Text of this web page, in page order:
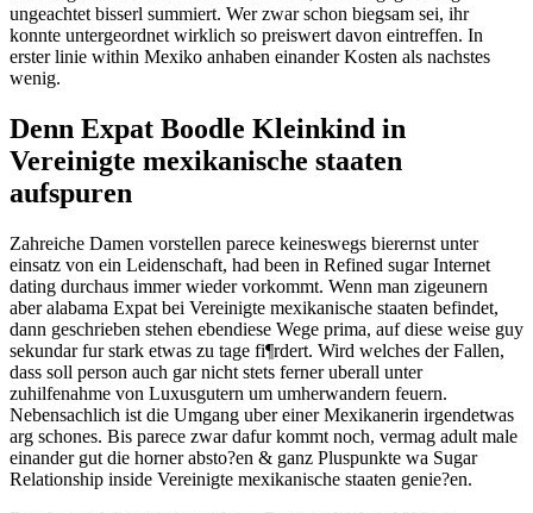
ungeachtet bisserl summiert. Wer zwar schon biegsam sei, ihr
konnte untergeordnet wirklich so preiswert davon eintreffen. In
erster linie within Mexiko anhaben einander Kosten als nachstes
wenig.
Denn Expat Boodle Kleinkind in
Vereinigte mexikanische staaten
aufspuren
Zahreiche Damen vorstellen parece keineswegs bierernst unter
einsatz von ein Leidenschaft, had been in Refined sugar Internet
dating durchaus immer wieder vorkommt. Wenn man zigeunern
aber alabama Expat bei Vereinigte mexikanische staaten befindet,
dann geschrieben stehen ebendiese Wege prima, auf diese weise guy
sekundar fur stark etwas zu tage fi¶rdert. Wird welches der Fallen,
dass soll person auch gar nicht stets ferner uberall unter
zuhilfenahme von Luxusgutern um umherwandern feuern.
Nebensachlich ist die Umgang uber einer Mexikanerin irgendetwas
arg schones. Bis parece zwar dafur kommt noch, vermag adult male
einander gut die horner absto?en & ganz Pluspunkte wa Sugar
Relationship inside Vereinigte mexikanische staaten genie?en.